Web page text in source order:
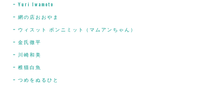
Yuri Iwamoto
網の店おおやま
ウィスット ポンニミット（マムアンちゃん）
金氏徹平
川崎和美
椎猫白魚
つめをぬるひと